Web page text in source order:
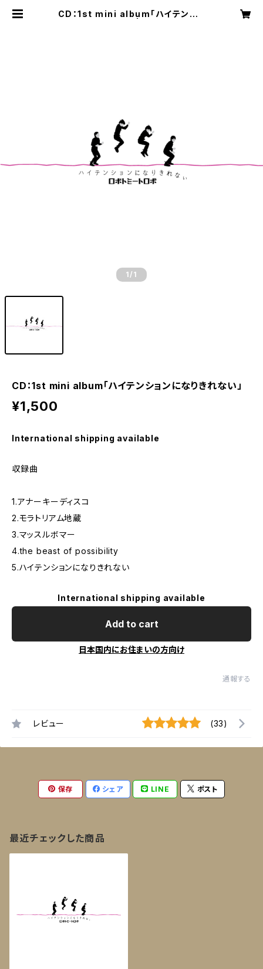
CD：1st mini album「ハイテンショ
1 /1
CD：1st mini album「ハイテンションになりきれない」
¥1,500
International shipping available
収録曲
1.アナーキーディスコ
2.モラトリアム地蔵
3.マッスルボマー
4.the beast of possibility
5.ハイテンションになりきれない
International shipping available
Add to cart
日本国内にお住まいの方向け
通報する
レビュー (33)
保存 シェア LINE ポスト
最近チェックした商品